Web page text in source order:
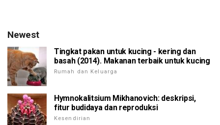
Newest
Tingkat pakan untuk kucing - kering dan
basah (2014). Makanan terbaik untuk kucing
Rumah dan Keluarga
Hymnokalitsium Mikhanovich: deskripsi,
fitur budidaya dan reproduksi
Kesendirian